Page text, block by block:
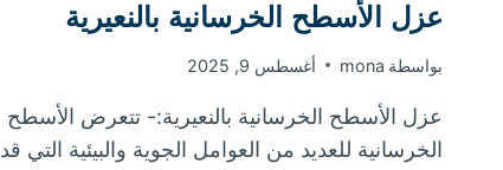
عزل الأسطح الخرسانية بالنعيرية
بواسطة mona أغسطس 9, 2025
عزل الأسطح الخرسانية بالنعيرية:- تتعرض الأسطح
الخرسانية للعديد من العوامل الجوية والبيئية التي قد